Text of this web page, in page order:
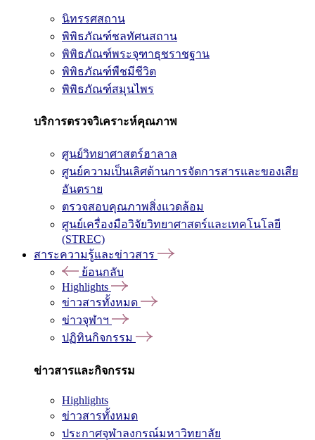
นิทรรศสถาน
พิพิธภัณฑ์ชลทัศนสถาน
พิพิธภัณฑ์พระจุฑาธุชราชฐาน
พิพิธภัณฑ์พืชมีชีวิต
พิพิธภัณฑ์สมุนไพร
บริการตรวจวิเคราะห์คุณภาพ
ศูนย์วิทยาศาสตร์ฮาลาล
ศูนย์ความเป็นเลิศด้านการจัดการสารและของเสีย
อันตราย
ตรวจสอบคุณภาพสิ่งแวดล้อม
ศูนย์เครื่องมือวิจัยวิทยาศาสตร์และเทคโนโลยี
(STREC)
สาระความรู้และข่าวสาร
ย้อนกลับ
Highlights
ข่าวสารทั้งหมด
ข่าวจุฬาฯ
ปฏิทินกิจกรรม
ข่าวสารและกิจกรรม
Highlights
ข่าวสารทั้งหมด
ประกาศจุฬาลงกรณ์มหาวิทยาลัย